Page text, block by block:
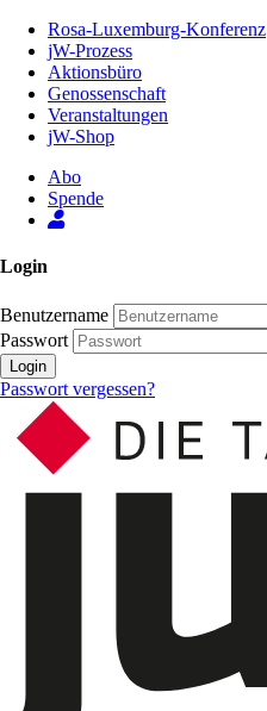
Inhalt
Seite
Rosa-Luxemburg-Konferenz
jW-Prozess
Aktionsbüro
Genossenschaft
Veranstaltungen
jW-Shop
Abo
Spende
Login
Benutzername
Passwort
Login
Passwort vergessen?